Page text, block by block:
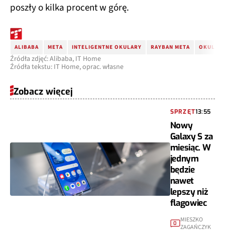
poszły o kilka procent w górę.
ALIBABA META INTELIGENTNE OKULARY RAYBAN META
Źródła zdjęć: Alibaba, IT Home
Źródła tekstu: IT Home, oprac. własne
Zobacz więcej
SPRZĘT13:55
Nowy
Galaxy S za
miesiąc. W
jednym
będzie
nawet
lepszy niż
flagowiec
0 MIESZKO
ZAGAŃCZYK